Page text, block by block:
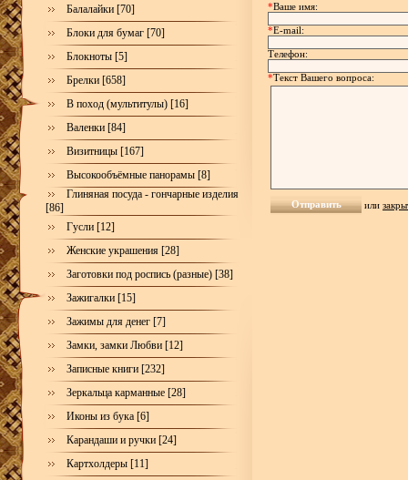
Балалайки [70]
Блоки для бумаг [70]
Блокноты [5]
Брелки [658]
В поход (мультитулы) [16]
Валенки [84]
Визитницы [167]
Высокообъёмные панорамы [8]
Глиняная посуда - гончарные изделия
[86]
Гусли [12]
Женские украшения [28]
Заготовки под роспись (разные) [38]
Зажигалки [15]
Зажимы для денег [7]
Замки, замки Любви [12]
Записные книги [232]
Зеркальца карманные [28]
Иконы из бука [6]
Карандаши и ручки [24]
Картхолдеры [11]
*Ваше имя:
*E-mail:
Телефон:
*Текст Вашего вопроса:
или